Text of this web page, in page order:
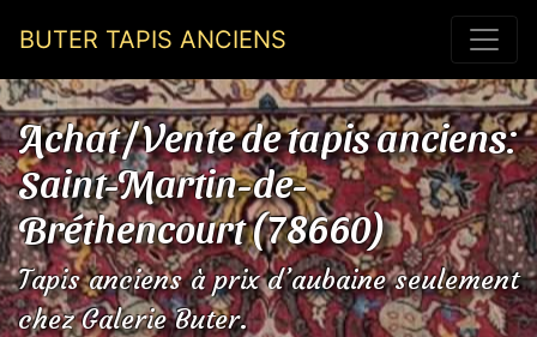
BUTER TAPIS ANCIENS
Achat / Vente de tapis anciens:
Saint-Martin-de-
Bréthencourt (78660)
Tapis anciens à prix d’aubaine seulement
chez Galerie Buter.